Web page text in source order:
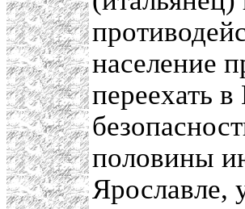
население
переехать
половины
Ярославле,